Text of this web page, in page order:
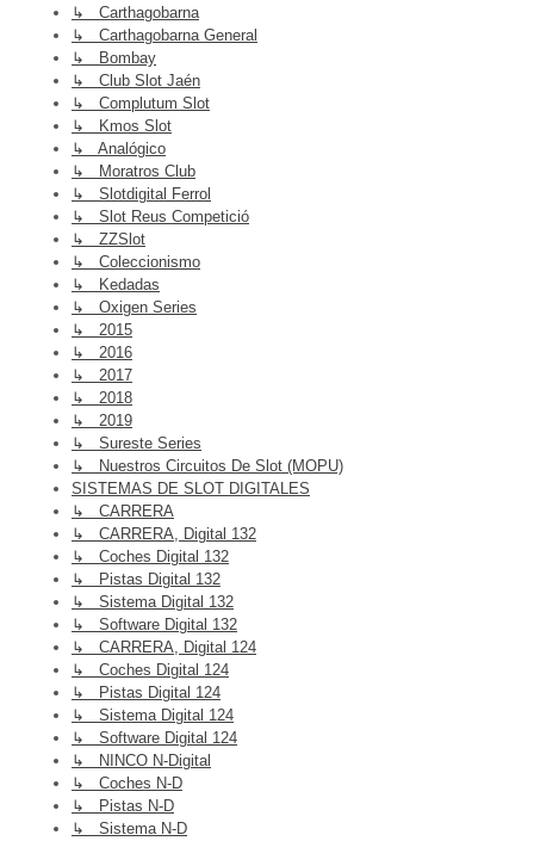
↳ Carthagobarna
↳ Carthagobarna General
↳ Bombay
↳ Club Slot Jaén
↳ Complutum Slot
↳ Kmos Slot
↳ Analógico
↳ Moratros Club
↳ Slotdigital Ferrol
↳ Slot Reus Competició
↳ ZZSlot
↳ Coleccionismo
↳ Kedadas
↳ Oxigen Series
↳ 2015
↳ 2016
↳ 2017
↳ 2018
↳ 2019
↳ Sureste Series
↳ Nuestros Circuitos De Slot (MOPU)
SISTEMAS DE SLOT DIGITALES
↳ CARRERA
↳ CARRERA, Digital 132
↳ Coches Digital 132
↳ Pistas Digital 132
↳ Sistema Digital 132
↳ Software Digital 132
↳ CARRERA, Digital 124
↳ Coches Digital 124
↳ Pistas Digital 124
↳ Sistema Digital 124
↳ Software Digital 124
↳ NINCO N-Digital
↳ Coches N-D
↳ Pistas N-D
↳ Sistema N-D